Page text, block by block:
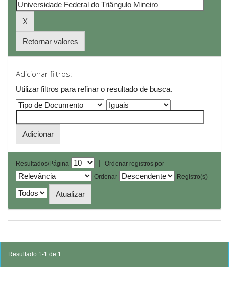
Retornar valores
Adicionar filtros:
Utilizar filtros para refinar o resultado de busca.
Resultados/Página |
Ordenar registros por
Ordenar
Registro(s)
Resultado 1-1 de 1.